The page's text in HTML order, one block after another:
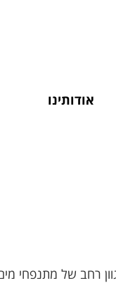
אודותינו
רחב של מתנפחי